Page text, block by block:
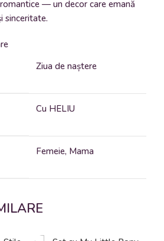
— un decor care emană
sinceritate.
Ziua de naștere
Cu HELIU
Femeie, Mama